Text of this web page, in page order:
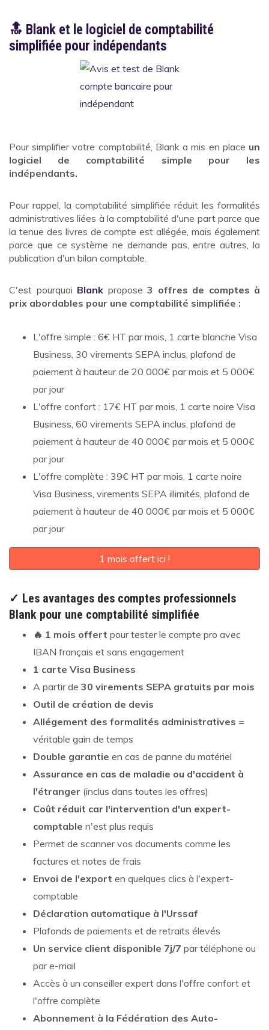
🔝 Blank et le logiciel de comptabilité
simplifiée pour indépendants
Pour simplifier votre comptabilité, Blank a mis en place un
logiciel de comptabilité simple pour les
indépendants.
Pour rappel, la comptabilité simplifiée réduit les formalités
administratives liées à la comptabilité d'une part parce que
la tenue des livres de compte est allégée, mais également
parce que ce système ne demande pas, entre autres, la
publication d'un bilan comptable.
C'est pourquoi Blank propose 3 offres de comptes à
prix abordables pour une comptabilité simplifiée :
L'offre simple : 6€ HT par mois, 1 carte blanche Visa
Business, 30 virements SEPA inclus, plafond de
paiement à hauteur de 20 000€ par mois et 5 000€
par jour
L'offre confort : 17€ HT par mois, 1 carte noire Visa
Business, 60 virements SEPA inclus, plafond de
paiement à hauteur de 40 000€ par mois et 5 000€
par jour
L'offre complète : 39€ HT par mois, 1 carte noire
Visa Business, virements SEPA illimités, plafond de
paiement à hauteur de 40 000€ par mois et 5 000€
par jour
1 mois offert ici !
✓ Les avantages des comptes professionnels
Blank pour une comptabilité simplifiée
🔥 1 mois offert pour tester le compte pro avec
IBAN français et sans engagement
1 carte Visa Business
A partir de 30 virements SEPA gratuits par mois
Outil de création de devis
Allégement des formalités administratives =
véritable gain de temps
Double garantie en cas de panne du matériel
Assurance en cas de maladie ou d'accident à
l'étranger (inclus dans toutes les offres)
Coût réduit car l'intervention d'un expert-
comptable n'est plus requis
Permet de scanner vos documents comme les
factures et notes de frais
Envoi de l'export en quelques clics à l'expert-
comptable
Déclaration automatique à l'Urssaf
Plafonds de paiements et de retraits élevés
Un service client disponible 7j/7 par téléphone ou
par e-mail
Accès à un conseiller expert dans l'offre confort et
l'offre complète
Abonnement à la Fédération des Auto-